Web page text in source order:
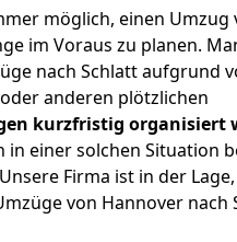
möglich, einen Umzug
im Voraus zu planen.
nach Schlatt aufgrund
anderen plötzlichen
kurzfristig organisiert
in einer solchen Situation
Firma ist in der
von Hannover nach